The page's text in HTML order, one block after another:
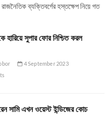
ব্যক্তিবর্গের হস্তক্ষেপ নিয়ে গত
হারিয়ে সুপার ফোর নিশ্চিত করল
4 September 2023
সামি এখন ওয়েস্ট ইন্ডিজের কোচ